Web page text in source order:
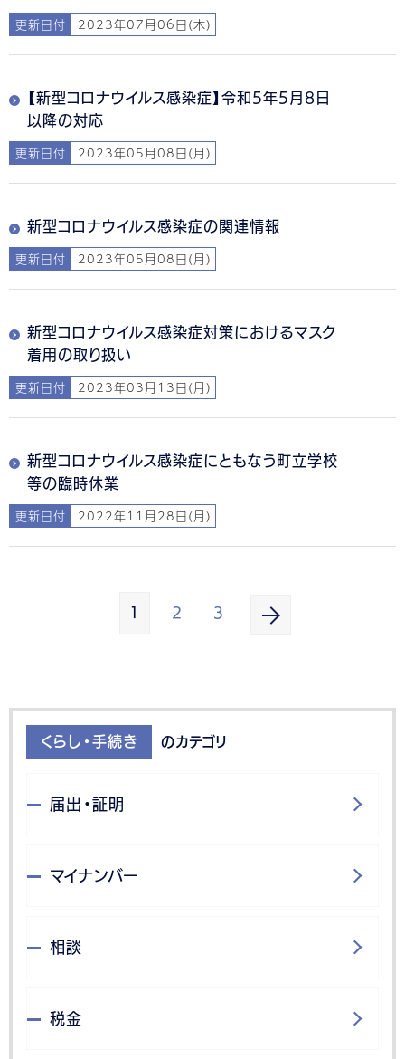
更新日付 2023年07月06日(木)
【新型コロナウイルス感染症】令和5年5月8日
以降の対応
更新日付 2023年05月08日(月)
新型コロナウイルス感染症の関連情報
更新日付 2023年05月08日(月)
新型コロナウイルス感染症対策におけるマスク
着用の取り扱い
更新日付 2023年03月13日(月)
新型コロナウイルス感染症にともなう町立学校
等の臨時休業
更新日付 2022年11月28日(月)
1 2 3
くらし・手続き のカテゴリ
届出・証明
マイナンバー
相談
税金